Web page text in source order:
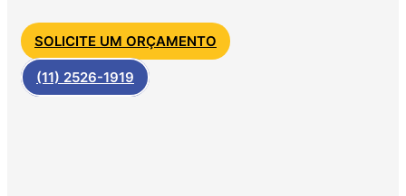
SOLICITE UM ORÇAMENTO
(11) 2526-1919